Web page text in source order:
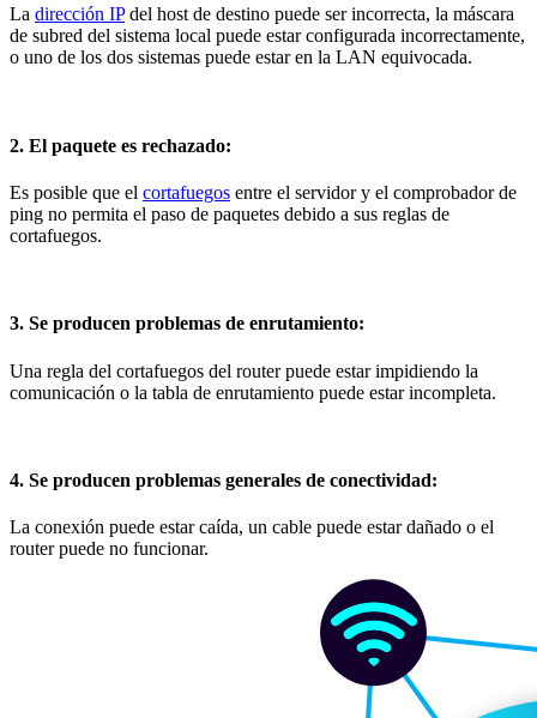
La dirección IPdel host de destino puede ser incorrecta, la máscara
de subred del sistema local puede estar configurada incorrectamente,
o uno de los dos sistemas puede estar en la LAN equivocada.
2. El paquete es rechazado:
Es posible que el cortafuegos entre el servidor y el comprobador de
ping no permita el paso de paquetes debido a sus reglas de
cortafuegos.
3. Se producen problemas de enrutamiento:
Una regla del cortafuegos del router puede estar impidiendo la
comunicación o la tabla de enrutamiento puede estar incompleta.
4. Se producen problemas generales de conectividad:
La conexión puede estar caída, un cable puede estar dañado o el
router puede no funcionar.